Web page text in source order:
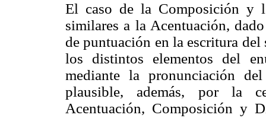
El caso de la Composición y
similares a la Acentuación,
de puntuación en la escritura
los distintos elementos del
mediante la pronunciación
plausible, además, por la
Acentuación, Composición y